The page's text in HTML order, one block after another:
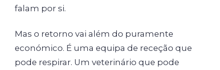
falam por si.
Mas o retorno vai além do puramente
económico. É uma equipa de receção que
pode respirar. Um veterinário que pode